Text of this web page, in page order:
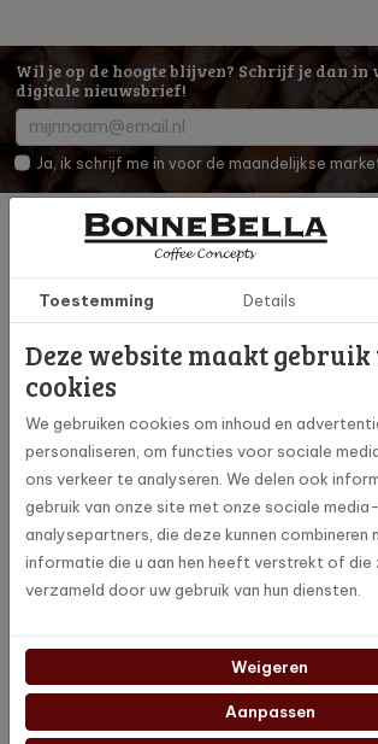
Wil je op de hoogte blijven? Schrijf je dan in
digitale nieuwsbrief!
Ja, ik schrijf me in voor de maandelijkse
Producten
Klantenservice
Volg ons op social media en blijf op de hoogte
nieuwtjes en updates!
Toestemming Details
Deze website maakt
cookies
We gebruiken cookies om inhoud en
personaliseren, om functies voor sociale
ons verkeer te analyseren. We delen ook
gebruik van onze site met onze sociale
analysepartners, die deze kunnen combineren
informatie die u aan hen heeft verstrekt of die
verzameld door uw gebruik van hun diensten.
Weigeren
Aanpassen